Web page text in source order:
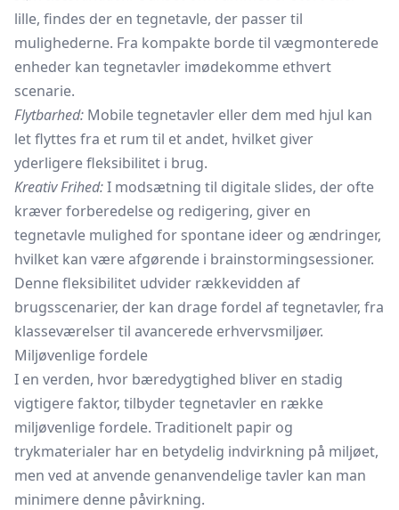
lille, findes der en tegnetavle, der passer til
mulighederne. Fra kompakte borde til vægmonterede
enheder kan tegnetavler imødekomme ethvert
scenarie.
Flytbarhed: Mobile tegnetavler eller dem med hjul kan
let flyttes fra et rum til et andet, hvilket giver
yderligere fleksibilitet i brug.
Kreativ Frihed:I modsætning til digitale slides, der ofte
kræver forberedelse og redigering, giver en
tegnetavle mulighed for spontane ideer og ændringer,
hvilket kan være afgørende i brainstormingsessioner.
Denne fleksibilitet udvider rækkevidden af
brugsscenarier, der kan drage fordel af tegnetavler, fra
klasseværelser til avancerede erhvervsmiljøer.
Miljøvenlige fordele
I en verden, hvor bæredygtighed bliver en stadig
vigtigere faktor, tilbyder tegnetavler en række
miljøvenlige fordele. Traditionelt papir og
trykmaterialer har en betydelig indvirkning på miljøet,
men ved at anvende genanvendelige tavler kan man
minimere denne påvirkning.